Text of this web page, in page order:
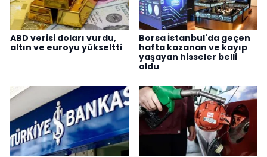
ABD verisi doları vurdu,
altın ve euroyu yükseltti
Borsa İstanbul'da geçen
hafta kazanan ve kayıp
yaşayan hisseler belli
oldu